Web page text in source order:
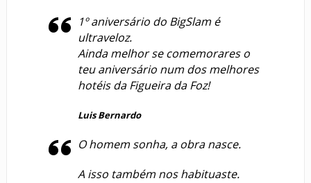
1º aniversário do BigSlam é
ultraveloz.
Ainda melhor se comemorares o
teu aniversário num dos melhores
hotéis da Figueira da Foz!
Luis Bernardo
O homem sonha, a obra nasce.
A isso também nos habituaste.